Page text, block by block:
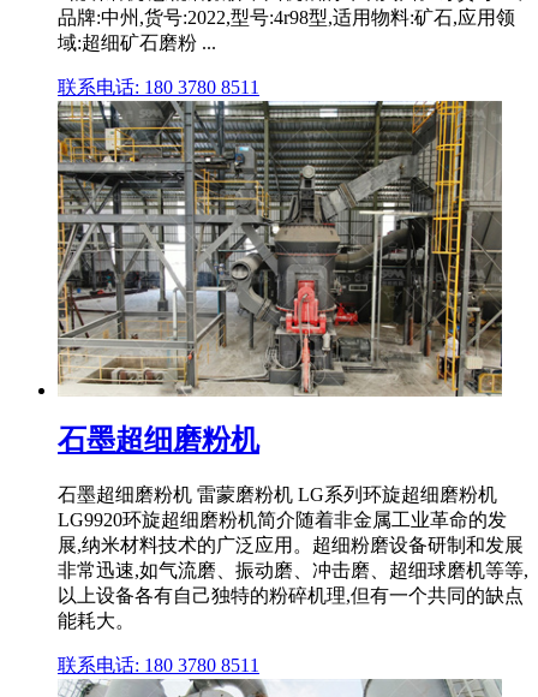
品牌:中州,货号:2022,型号:4r98型,适用物料:矿石,应用领
域:超细矿石磨粉 ...
联系电话: 180 3780 8511
石墨超细磨粉机
石墨超细磨粉机 雷蒙磨粉机 LG系列环旋超细磨粉机
LG9920环旋超细磨粉机简介随着非金属工业革命的发
展,纳米材料技术的广泛应用。超细粉磨设备研制和发展
非常迅速,如气流磨、振动磨、冲击磨、超细球磨机等等,
以上设备各有自己独特的粉碎机理,但有一个共同的缺点
能耗大。
联系电话: 180 3780 8511